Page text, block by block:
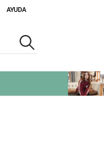
AYUDA